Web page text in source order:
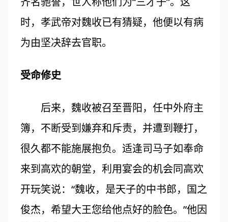
时，孝武帝对魏收已有猜疑，他便以有病
为由坚决辞去官职。
受命修史
后来，魏收被召至晋阳，任中外府主
簿，不断受到嫌弃和斥责，并遭到鞭打，
很久都不能施展抱负。适逢司马子如奉命
来到高欢的朝堂，利用宴会的机会同高欢
开玩笑说：“魏收，是天子的中书郎，国之
俊杰，希望大王您给他点好的脸色。”他因